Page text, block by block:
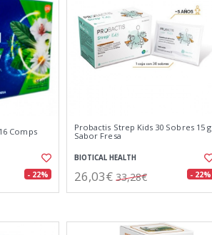
Comps
- 22%
Probactis Strep Kids 30 Sobres 15 g
Sabor Fresa
BIOTICAL HEALTH
26,03€ 33,28€ - 22%